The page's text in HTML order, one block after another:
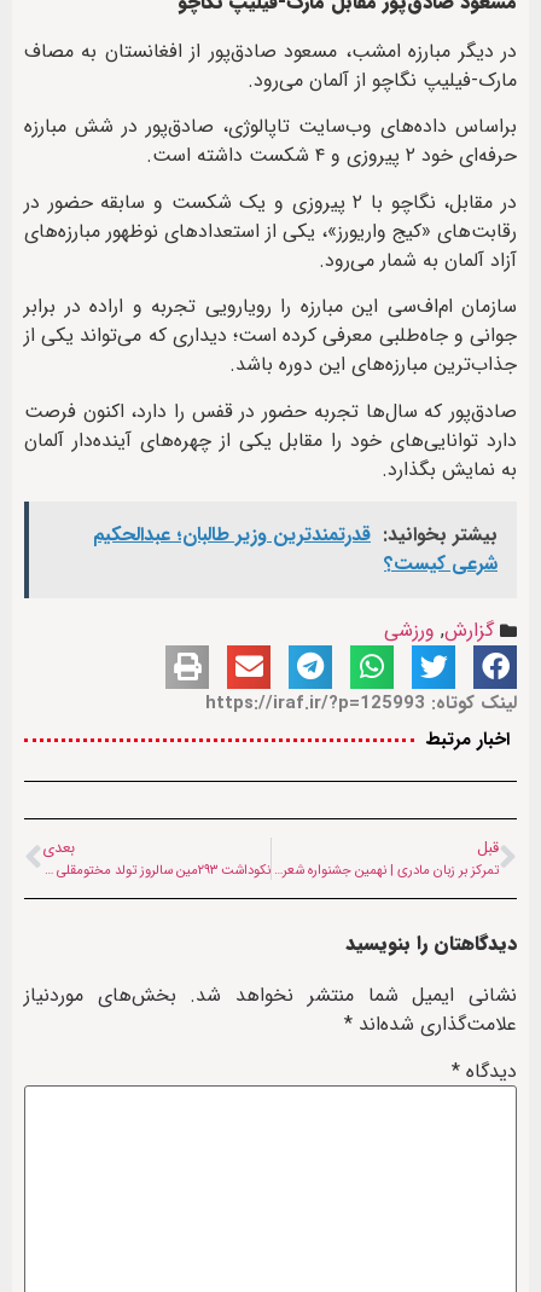
در دیگر مبارزه امشب، مسعود صادق‌پور از افغانستان به مصاف
مارک-فیلیپ نگاچو از آلمان می‌رود.
براساس داده‌های وب‌سایت تاپالوژی، صادق‌پور در شش مبارزه
حرفه‌ای خود ۲ پیروزی و ۴ شکست داشته است.
در مقابل، نگاچو با ۲ پیروزی و یک شکست و سابقه حضور در
رقابت‌های «کیج واریورز»، یکی از استعدادهای نوظهور مبارزه‌های
آزاد آلمان به شمار می‌رود.
سازمان ام‌اف‌سی این مبارزه را رویارویی تجربه و اراده در برابر
جوانی و جاه‌طلبی معرفی کرده است؛ دیداری که می‌تواند یکی از
جذاب‌ترین مبارزه‌های این دوره باشد.
صادق‌پور که سال‌ها تجربه حضور در قفس را دارد، اکنون فرصت
دارد توانایی‌های خود را مقابل یکی از چهره‌های آینده‌دار آلمان
به نمایش بگذارد.
بیشتر بخوانید: قدرتمندترین وزیر طالبان؛ عبدالحکیم
شرعی کیست؟
گزارش, ورزشی
لینک کوتاه: https://iraf.ir/?p=125993
اخبار مرتبط
قبل
تمرکز بر زبان مادری | نهمین جشنواره شعر صلصال در سوئد برگزار شد
بعدی
نکوداشت ۲۹۳مین سالروز تولد مختومقلی فراغی در دانشگاه خوارزمی برگزار شد
دیدگاهتان را بنویسید
نشانی ایمیل شما منتشر نخواهد شد. بخش‌های موردنیاز
علامت‌گذاری شده‌اند *
دیدگاه *